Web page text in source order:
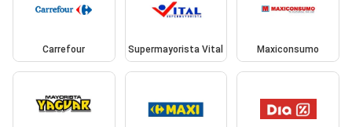
Carrefour Supermayorista Vital Maxiconsumo